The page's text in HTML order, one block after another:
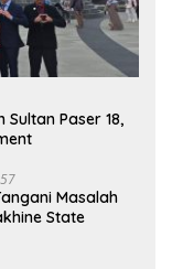
Paser 18,
Masalah
State